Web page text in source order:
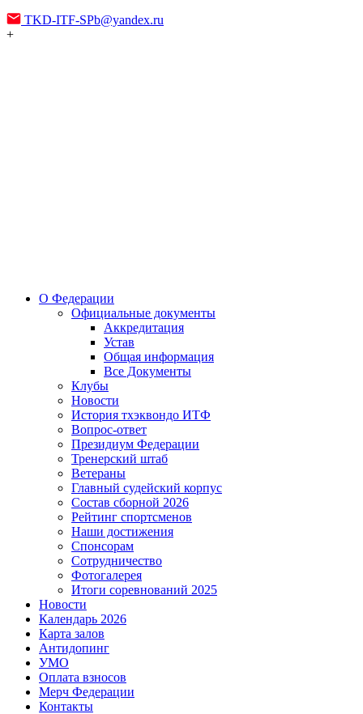
TKD-ITF-SPb@yandex.ru
+
О Федерации
Официальные документы
Аккредитация
Устав
Общая информация
Все Документы
Клубы
Новости
История тхэквондо ИТФ
Вопрос-ответ
Президиум Федерации
Тренерский штаб
Ветераны
Главный судейский корпус
Состав сборной 2026
Рейтинг спортсменов
Наши достижения
Спонсорам
Сотрудничество
Фотогалерея
Итоги соревнований 2025
Новости
Календарь 2026
Карта залов
Антидопинг
УМО
Оплата взносов
Мерч Федерации
Контакты